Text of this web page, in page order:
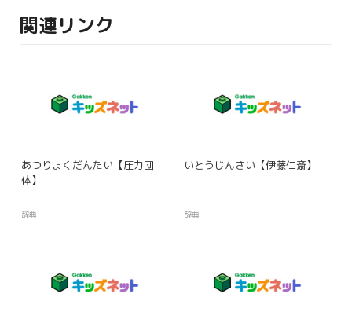
関連リンク
あつりょくだんたい【圧力団
体】
辞典
いとうじんさい【伊藤仁斎】
辞典